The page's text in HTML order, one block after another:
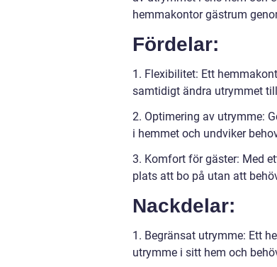
hemmakontor gästrum
Fördelar:
1. Flexibilitet: Ett
samtidigt ändra utrymmet
2. Optimering av utrymme:
i hemmet och undviker
3. Komfort för gäster: Med
plats att bo på utan att
Nackdelar:
1. Begränsat utrymme: Ett
utrymme i sitt hem och